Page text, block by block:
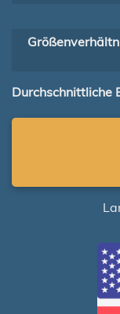
Durchschnittliche